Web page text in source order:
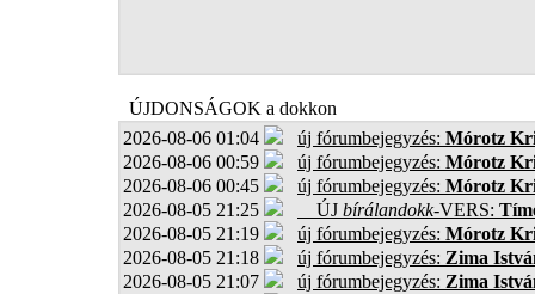
ÚJDONSÁGOK a dokkon
2026-08-06 01:04
új fórumbejegyzés: Mórotz
2026-08-06 00:59
új fórumbejegyzés: Mórotz
2026-08-06 00:45
új fórumbejegyzés: Mórotz
2026-08-05 21:25
ÚJ bírálandokk-VERS:
2026-08-05 21:19
új fórumbejegyzés: Mórotz
2026-08-05 21:18
új fórumbejegyzés: Zima
2026-08-05 21:07
új fórumbejegyzés: Zima